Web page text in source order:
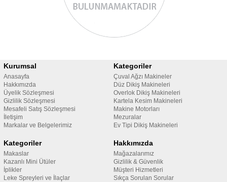
Kurumsal
Anasayfa
Hakkımızda
Üyelik Sözleşmesi
Gizlilik Sözleşmesi
Mesafeli Satış Sözleşmesi
İletişim
Markalar ve Belgelerimiz
Kategoriler
Çuval Ağzı Makineler
Düz Dikiş Makineleri
Overlok Dikiş Makineleri
Kartela Kesim Makineleri
Makine Motorları
Mezuralar
Ev Tipi Dikiş Makineleri
Kategoriler
Makaslar
Kazanlı Mini Ütüler
İplikler
Leke Spreyleri ve İlaçlar
Hakkımızda
Mağazalarımız
Gizlilik & Güvenlik
Müşteri Hizmetleri
Sıkça Sorulan Sorular